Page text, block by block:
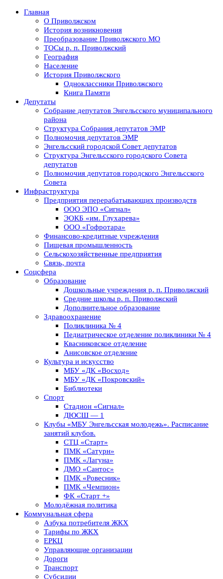
Главная
О Приволжском
История возникновения
Преобразование Приволжского МО
ТОСы р. п. Приволжский
География
Население
История Приволжского
Одноклассники Приволжского
Книга Памяти
Депутаты
Собрание депутатов Энгельсского муниципального
района
Структура Собрания депутатов ЭМР
Полномочия депутатов ЭМР
Энгельсский городской Совет депутатов
Структура Энгельсского городского Совета
депутатов
Полномочия депутатов городского Энгельсского
Совета
Инфраструктура
Предприятия перерабатывающих производств
ООО ЭПО «Сигнал»
ЭОКБ «им. Глухарева»
ООО «Гофротара»
Финансово-кредитные учреждения
Пищевая промышленность
Сельскохозяйственные предприятия
Связь, почта
Соцсфера
Образование
Дошкольные учреждения р. п. Приволжский
Средние школы р. п. Приволжский
Дополнительное образование
Здравоохранение
Поликлиника № 4
Педиатрическое отделение поликлиники № 4
Квасниковское отделение
Анисовское отделение
Культура и искусство
МБУ «ДК «Восход»
МБУ «ДК «Покровский»
Библиотеки
Спорт
Стадион «Сигнал»
ДЮСШ — 1
Клубы «МБУ Энгельсская молодежь». Расписание
занятий клубов.
СТЦ «Старт»
ПМК «Сатурн»
ПМК «Лагуна»
ДМО «Сантос»
ПМК «Ровесник»
ПМК «Чемпион»
ФК «Старт +»
Молодёжная политика
Коммунальная сфера
Азбука потребителя ЖКХ
Тарифы по ЖКХ
ЕРКЦ
Управляющие организации
Дороги
Транспорт
Субсидии